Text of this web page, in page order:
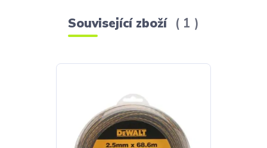
Související zboží 1